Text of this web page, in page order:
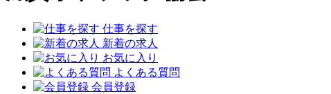
仕事を探す
新着の求人
お気に入り
よくある質問
会員登録